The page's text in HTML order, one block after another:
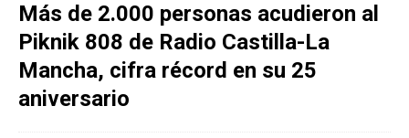
Más de 2.000 personas acudieron al
Piknik 808 de Radio Castilla-La
Mancha, cifra récord en su 25
aniversario